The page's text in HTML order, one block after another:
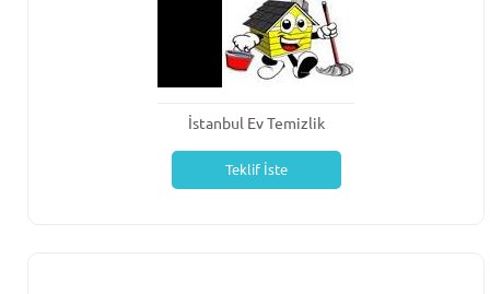
İstanbul Ev Temizlik
Teklif İste